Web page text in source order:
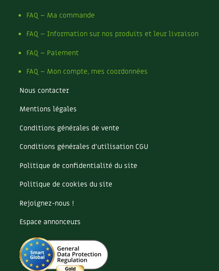
Poireau
Pollinisation
Pollution
Pomme
Potager
Potager en lasagnes
Poules
Prairie fleurie
Purin
Recette
Récup'
Réparation
Reproduction
Restauration
Rocaille
Ronce (ou mûre de jardin)
Roquette
FAQ – Ma commande
FAQ – Information sur nos produits et leur livraison
FAQ – Paiement
FAQ – Mon compte, mes coordonnées
Nous contacter
Mentions légales
Conditions générales de vente
Conditions générales d’utilisation CGU
Politique de confidentialité du site
Politique de cookies du site
Rejoignez-nous !
Espace annonceurs